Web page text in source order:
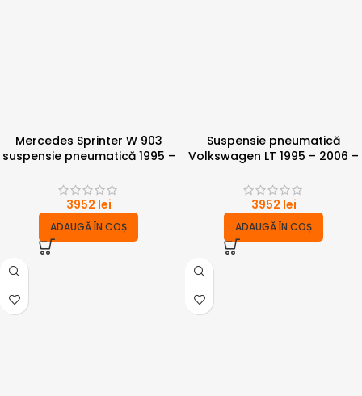
Mercedes Sprinter W 903
suspensie pneumatică 1995 –
compresor
3952 lei
ADAUGĂ ÎN COȘ
Suspensie pneumatică
Volkswagen LT 1995 – 2006 –
3952 lei
ADAUGĂ ÎN COȘ